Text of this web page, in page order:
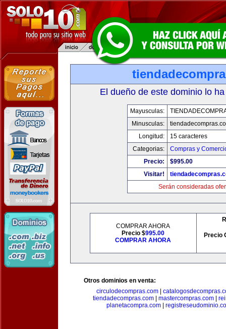
El dueño de este dominio lo
Mayusculas:
Minusculas:
Longitud:
15 caracteres
Categorias:
Compras y
Precio:
$995.00
Visitar!
Serán consideradas
COMPRAR AHORA
Precio $995.00
COMPRAR AHORA
Precio
Otros dominios en venta:
circulodecompras.com|
tiendadecompras.com| mastercompras.com|
planetacompra.com|